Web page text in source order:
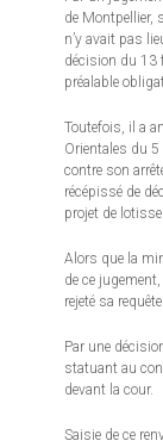
de Montpellier,
n’y avait pas
décision du 13
préalable
Toutefois, il a
Orientales du
contre son
récépissé de
projet de
Alors que la
de ce
rejeté sa
Par une
statuant au
devant la cour.
Saisie de ce